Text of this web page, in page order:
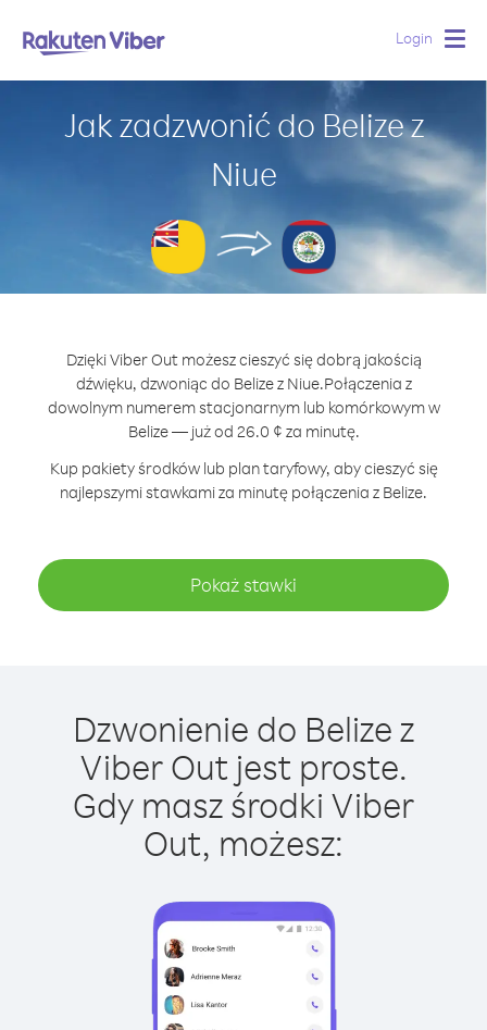
Login
Jak zadzwonić do Belize z
Niue
Dzięki Viber Out możesz cieszyć się dobrą jakością
dźwięku, dzwoniąc do Belize z Niue.Połączenia z
dowolnym numerem stacjonarnym lub komórkowym w
Belize — już od 26.0 ¢ za minutę.
Kup pakiety środków lub plan taryfowy, aby cieszyć się
najlepszymi stawkami za minutę połączenia z Belize.
Pokaż stawki
Dzwonienie do Belize z
Viber Out jest proste.
Gdy masz środki Viber
Out, możesz: